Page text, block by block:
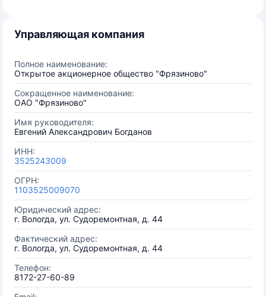
Управляющая компания
Полное наименование:
Открытое акционерное общество "Фрязиново"
Сокращенное наименование:
ОАО "Фрязиново"
Имя руководителя:
Евгений Александрович Богданов
ИНН:
3525243009
ОГРН:
1103525009070
Юридический адрес:
г. Вологда, ул. Судоремонтная, д. 44
Фактический адрес:
г. Вологда, ул. Судоремонтная, д. 44
Телефон:
8172-27-60-89